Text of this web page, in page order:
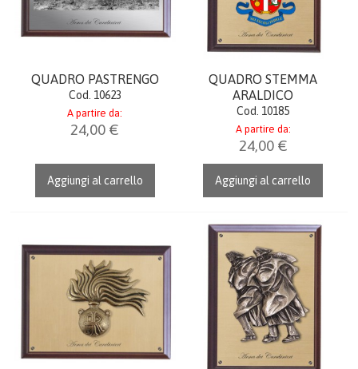
QUADRO PASTRENGO
Cod. 10623
A partire da:
24,00 €
Aggiungi al carrello
QUADRO STEMMA
ARALDICO
Cod. 10185
A partire da:
24,00 €
Aggiungi al carrello